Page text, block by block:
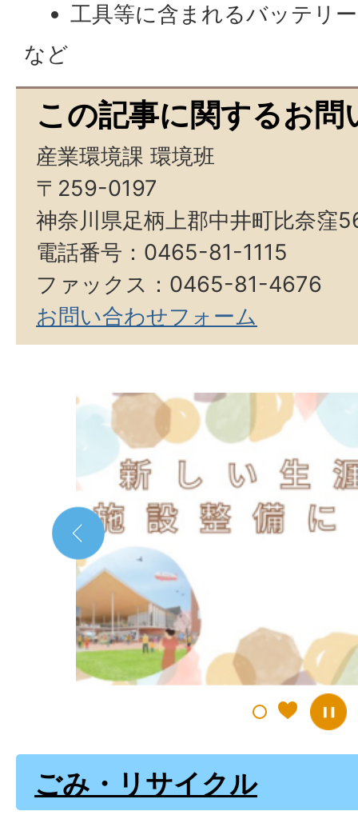
工具等に含まれるバッテリー
など
この記事に関するお問
産業環境課 環境班
〒259-0197
神奈川県足柄上郡中井町比奈窪
電話番号：0465-81-1115
ファックス：0465-81-4676
お問い合わせフォーム
2
枚
目
の
ス
ラ
イ
ド
ごみ・リサイクル